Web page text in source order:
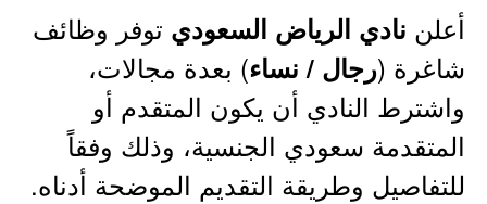
أعلن نادي الرياض السعودي توفر وظائف
شاغرة (رجال / نساء) بعدة مجالات،
واشترط النادي أن يكون المتقدم أو
المتقدمة سعودي الجنسية، وذلك وفقاً
للتفاصيل وطريقة التقديم الموضحة أدناه.